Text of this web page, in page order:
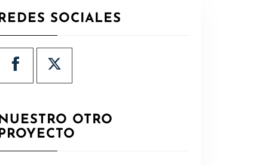
SOCIALES
OTRO